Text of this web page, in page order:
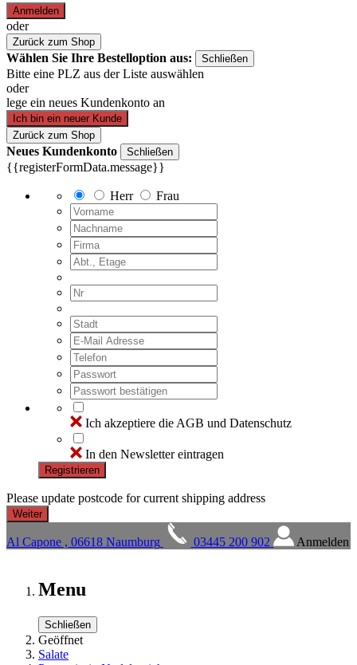
Anmelden
oder
Zurück zum Shop
Wählen Sie Ihre Bestelloption aus: Schließen
Bitte eine PLZ aus der Liste auswählen
oder
lege ein neues Kundenkonto an
Ich bin ein neuer Kunde
Zurück zum Shop
Neues Kundenkonto Schließen
{{registerFormData.message}}
Herr Frau
Ich akzeptiere die AGB und Datenschutz
In den Newsletter eintragen
Registrieren
Please update postcode for current shipping address
Al Capone , 06618 Naumburg 03445 200 902 Anmelden
Menu
Schließen
Geöffnet
Salate